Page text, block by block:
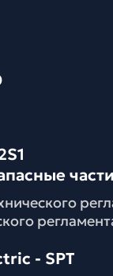
- SPT